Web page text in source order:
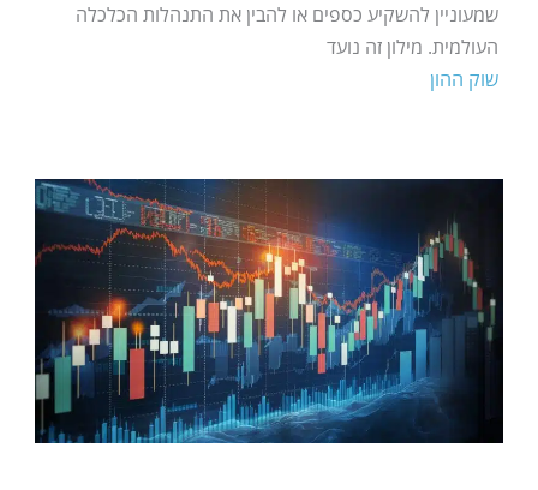
שמעוניין להשקיע כספים או להבין את התנהלות הכלכלה
העולמית. מילון זה נועד
שוק ההון